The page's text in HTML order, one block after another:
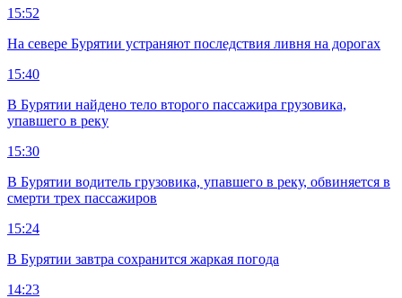
15:52
На севере Бурятии устраняют последствия ливня на дорогах
15:40
В Бурятии найдено тело второго пассажира грузовика,
упавшего в реку
15:30
В Бурятии водитель грузовика, упавшего в реку, обвиняется в
смерти трех пассажиров
15:24
В Бурятии завтра сохранится жаркая погода
14:23